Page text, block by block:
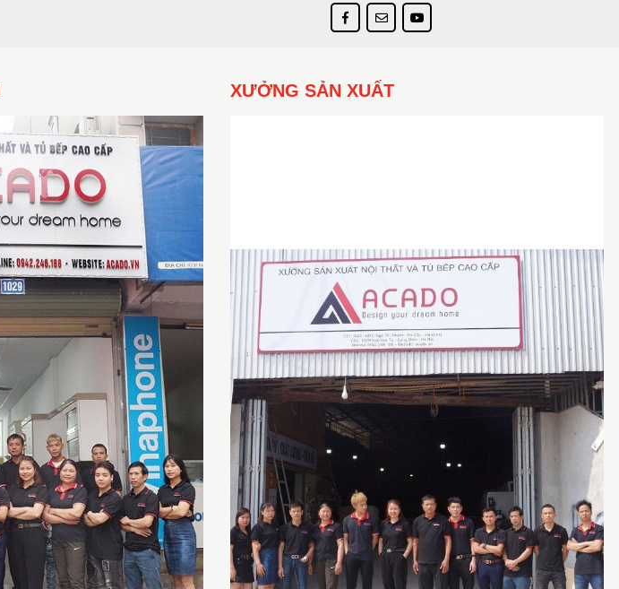
XƯỞNG SẢN XUẤT